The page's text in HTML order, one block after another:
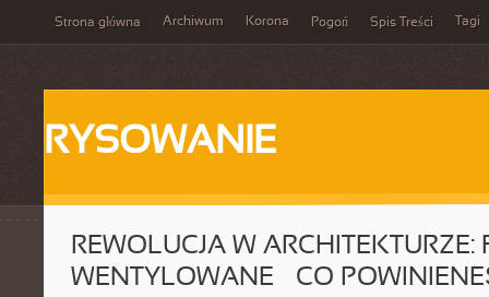
Strona główna Archiwum Korona Pogoń Spis Treści Tagi
RYSOWANIE
REWOLUCJA W ARCHITEKTURZE:
WENTYLOWANE – CO